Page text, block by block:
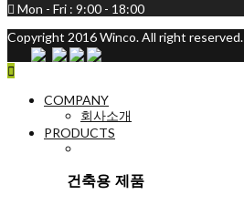
Mon - Fri : 9:00 - 18:00
Copyright 2016 Winco. All right reserved.
COMPANY
회사소개
PRODUCTS
건축용 제품